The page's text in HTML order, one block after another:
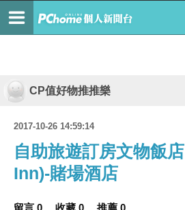
CP值好物推推樂
2017-10-26 14:59:14
自助旅遊訂房文物飯
Inn)-賭場酒店
留言 0 收藏 0 推薦 0